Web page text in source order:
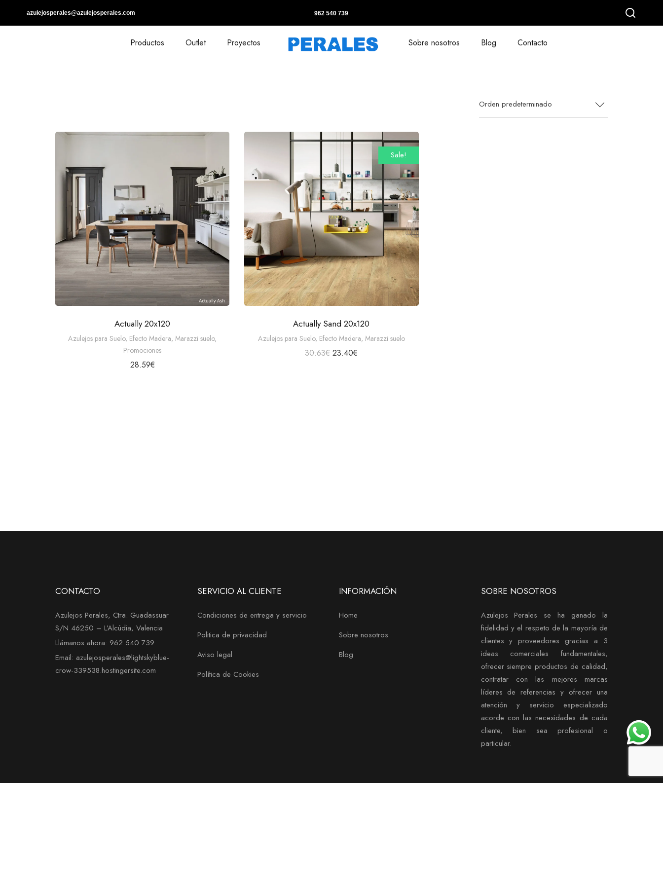
azulejosperales@azulejosperales.com 962 540 739
Productos Outlet Proyectos Sobre nosotros Blog Contacto
Orden predeterminado
Actually 20x120
Azulejos para Suelo, Efecto Madera,Marazzi suelo,
Promociones
28.59€
Sale!
Actually Sand 20x120
Azulejos para Suelo, Efecto Madera, Marazzi suelo
30.63€ 23.40€
CONTACTO
Azulejos Perales, Ctra. Guadassuar
S/N 46250 – L’Alcúdia, Valencia
Llámanos ahora: 962 540 739
Email: azulejosperales@lightskyblue-
crow-339538.hostingersite.com
SERVICIO AL CLIENTE
Condiciones de entrega y servicio
Politica de privacidad
Aviso legal
Política de Cookies
INFORMACIÓN
Home
Sobre nosotros
Blog
SOBRE NOSOTROS
Azulejos Perales se ha ganado la
fidelidad y el respeto de la mayoría de
clientes y proveedores gracias a 3
ideas comerciales fundamentales,
ofrecer siempre productos de calidad,
contratar con las mejores marcas
líderes de referencias y ofrecer una
atención y servicio especializado
acorde con las necesidades de cada
cliente, bien sea profesional o
particular.